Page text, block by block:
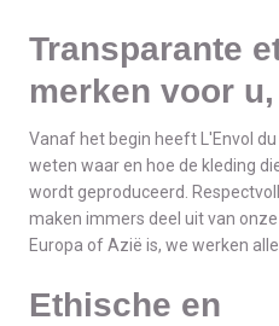
Transparante
merken voor
Vanaf het begin heeft L'Envol
weten waar en hoe de kleding
wordt geproduceerd.
maken immers deel uit van
Europa of Azië is, we werken
Ethische en